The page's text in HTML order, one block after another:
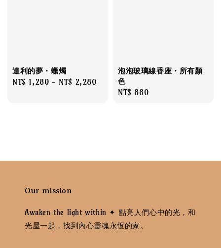
達利的夢・蠟燭
Regular
NT$ 1,280 - NT$ 2,280
泡泡玻璃線香座・所有顏
色
Regular
NT$ 880
Our mission
Awaken the light within ✦ 點亮人們心中的光，和
光屋一起，找到內心靈魂永恆的家。